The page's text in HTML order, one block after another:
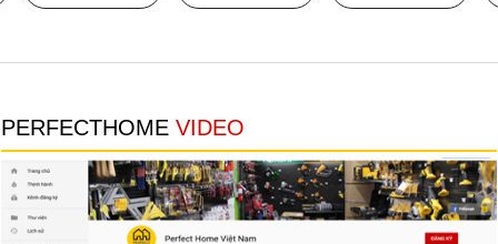
PERFECTHOME VIDEO